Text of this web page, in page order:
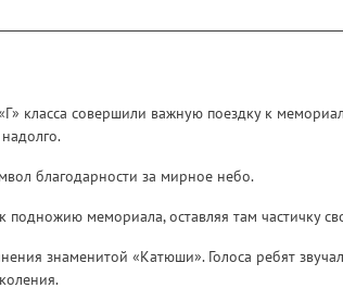
класса совершили важную поездку к
благодарности за мирное небо.
мемориала, оставляя там частичку
знаменитой «Катюши». Голоса ребят